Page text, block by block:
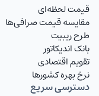
قیمت لحظه‌ای
مقایسه قیمت صرافی‌ها
طرح ریبیت
بانک اندیکاتور
تقویم اقتصادی
نرخ بهره کشورها
دسترسی سریع